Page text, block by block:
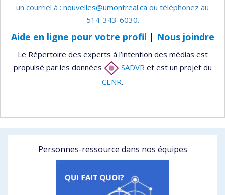
un courriel à : nouvelles@umontreal.ca ou téléphonez au
514-343-6030.
Aide en ligne pour votre profil | Nous joindre
Le Répertoire des experts à l’intention des médias est
propulsé par les données
SADVR et est un projet du
CENR.
Personnes-ressource dans nos équipes